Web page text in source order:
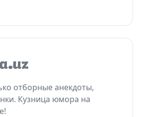
отборные анекдоты,
Кузница юмора на